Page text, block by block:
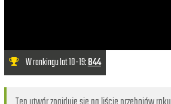
W rankingu lat 10-19:844